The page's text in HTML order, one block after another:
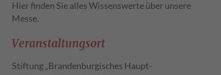
Hier finden Sie alles Wissenswerte über unsere
Messe.
Veranstaltungsort
Stiftung „Brandenburgisches Haupt-